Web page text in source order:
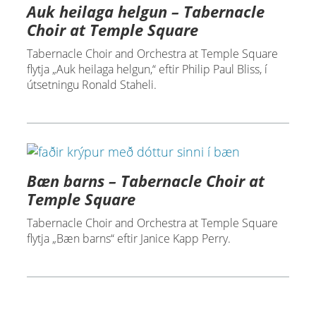
Auk heilaga helgun – Tabernacle
Choir at Temple Square
Tabernacle Choir and Orchestra at Temple Square
flytja „Auk heilaga helgun,“ eftir Philip Paul Bliss, í
útsetningu Ronald Staheli.
Bæn barns – Tabernacle Choir at
Temple Square
Tabernacle Choir and Orchestra at Temple Square
flytja „Bæn barns“ eftir Janice Kapp Perry.